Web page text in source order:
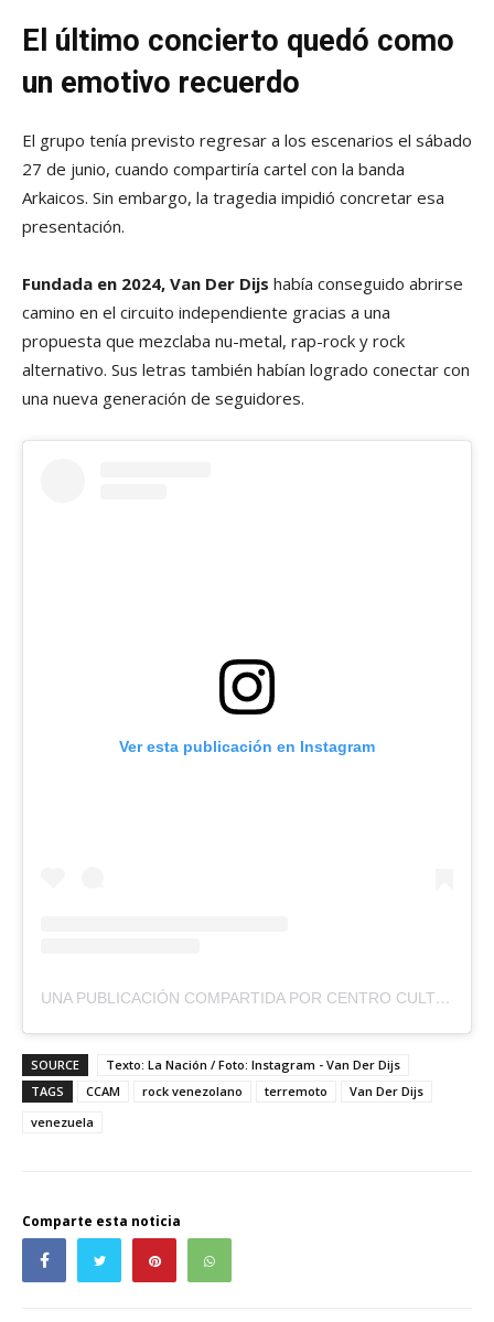
El último concierto quedó como
un emotivo recuerdo
El grupo tenía previsto regresar a los escenarios el sábado
27 de junio, cuando compartiría cartel con la banda
Arkaicos. Sin embargo, la tragedia impidió concretar esa
presentación.
Fundada en 2024, Van Der Dijs había conseguido abrirse
camino en el circuito independiente gracias a una
propuesta que mezclaba nu-metal, rap-rock y rock
alternativo. Sus letras también habían logrado conectar con
una nueva generación de seguidores.
Ver esta publicación en Instagram
UNA PUBLICACIÓN COMPARTIDA POR CENTRO CULTURAL DE ARTE MODERNO (@CCULTURALAM)
SOURCE
Texto: La Nación / Foto: Instagram - Van Der Dijs
TAGS
CCAM rock venezolano terremoto
Van Der Dijs
venezuela
Comparte esta noticia